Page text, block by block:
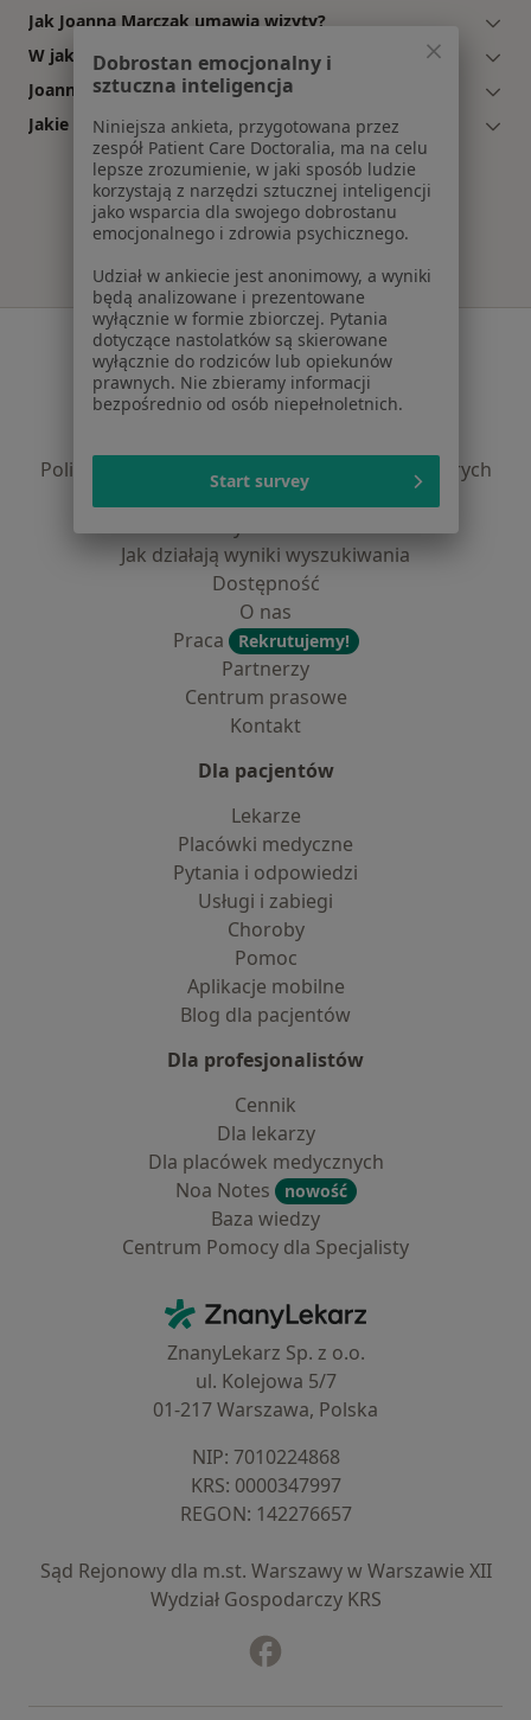
Jak Joanna Marczak umawia wizyty?
W jakich godzinach przyjmuje Joanna Marczak?
Joanna Marczak: co mówią pacjenci?
Jakie ubezpieczenia akceptuje Joanna Marczak?
Serwis
Regulamin
Polityka prywatności pacjentów
Polityka prywatności dla profesjonalistów, których
dane pozyskaliśmy samodzielnie
Jak działają wyniki wyszukiwania
Dostępność
O nas
Praca
Rekrutujemy!
Partnerzy
Centrum prasowe
Kontakt
Dla pacjentów
Lekarze
Placówki medyczne
Pytania i odpowiedzi
Usługi i zabiegi
Choroby
Pomoc
Aplikacje mobilne
Blog dla pacjentów
Dla profesjonalistów
Cennik
Dla lekarzy
Dla placówek medycznych
Noa Notes
nowość
Baza wiedzy
Centrum Pomocy dla Specjalisty
ZnanyLekarz - Strona główna
ZnanyLekarz Sp. z o.o.
ul. Kolejowa 5/7
01-217 Warszawa, Polska
NIP: ⁠7010224868
KRS: ⁠0000347997
REGON: ⁠142276657
Sąd Rejonowy dla m.st. Warszawy w Warszawie XII
Wydział Gospodarczy KRS
Dobrostan emocjonalny i
sztuczna inteligencja
Niniejsza ankieta, przygotowana przez
zespół Patient Care Doctoralia, ma na celu
lepsze zrozumienie, w jaki sposób ludzie
korzystają z narzędzi sztucznej inteligencji
jako wsparcia dla swojego dobrostanu
emocjonalnego i zdrowia psychicznego.
Udział w ankiecie jest anonimowy, a wyniki
będą analizowane i prezentowane
wyłącznie w formie zbiorczej. Pytania
dotyczące nastolatków są skierowane
wyłącznie do rodziców lub opiekunów
prawnych. Nie zbieramy informacji
bezpośrednio od osób niepełnoletnich.
Start survey